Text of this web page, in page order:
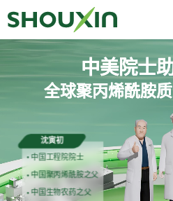
中美院士
全球聚丙烯酰胺
中美院士
全球聚丙烯酰胺
沈寅初
中国工程院院士
中国聚丙烯酰胺之父
中国生物农药之父